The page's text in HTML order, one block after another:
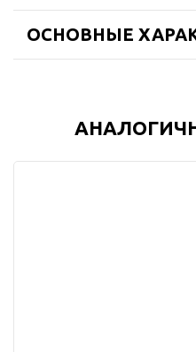
ОСНОВНЫЕ